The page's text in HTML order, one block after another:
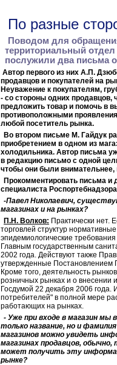
По разные
Поводом для
территориальный
послужили два письма
Автор первого из них А.П.
продавцов и покупателей на
Неуважение к покупателям,
- со стороны одних продавцов,
предложить товар и помочь в
противоположными
любой посетитель рынка.
Во втором письме М. Гайдук
приобретением в одном из
холодильника. Автор письма
в редакцию письмо с одной
чтобы они были внимательнее,
Прокомментировать письма и
специалиста
-Павел Николаевич,
магазинах и на рынках?
П.Н. Волков: Практически нет.
торговлей структур
эпидемиологические
Главным государственным
2002 года. Действуют также
утвержденные Постановлением
Кроме того, деятельность
розничных рынках и о внесении
Госдумой 22 декабря 2006
потребителей" в полной мере
работающих на рынках.
- Уже при входе в магазин мы
только название, но и
магазинов можно увидеть
магазинах продавцов,
может получить эту
рынке?